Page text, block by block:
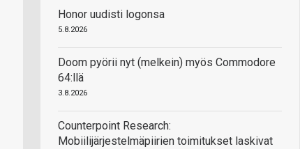
Honor uudisti logonsa
5.8.2026
Doom pyörii nyt (melkein) myös Commodore
64:llä
3.8.2026
Counterpoint Research:
Mobiilijärjestelmäpiirien toimitukset laskivat